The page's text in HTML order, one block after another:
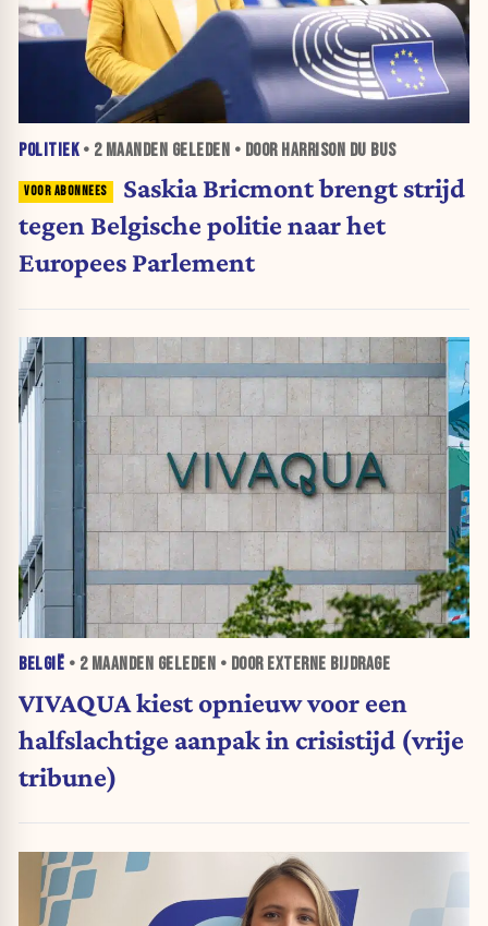
POLITIEK• 2 MAANDEN GELEDEN • DOOR HARRISON DU BUS
Saskia Bricmont brengt strijd
tegen Belgische politie naar het
Europees Parlement
BELGIË • 2 MAANDEN GELEDEN • DOOR EXTERNE BIJDRAGE
VIVAQUA kiest opnieuw voor een
halfslachtige aanpak in crisistijd (vrije
tribune)